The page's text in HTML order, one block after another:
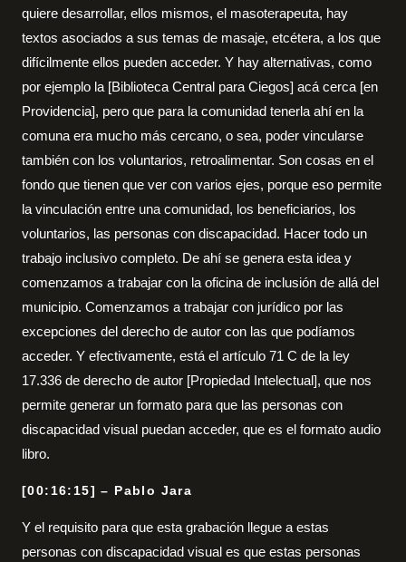
quiere desarrollar, ellos mismos, el masoterapeuta, hay
textos asociados a sus temas de masaje, etcétera, a los que
difícilmente ellos pueden acceder. Y hay alternativas, como
por ejemplo la [Biblioteca Central para Ciegos] acá cerca [en
Providencia], pero que para la comunidad tenerla ahí en la
comuna era mucho más cercano, o sea, poder vincularse
también con los voluntarios, retroalimentar. Son cosas en el
fondo que tienen que ver con varios ejes, porque eso permite
la vinculación entre una comunidad, los beneficiarios, los
voluntarios, las personas con discapacidad. Hacer todo un
trabajo inclusivo completo. De ahí se genera esta idea y
comenzamos a trabajar con la oficina de inclusión de allá del
municipio. Comenzamos a trabajar con jurídico por las
excepciones del derecho de autor con las que podíamos
acceder. Y efectivamente, está el artículo 71 C de la ley
17.336 de derecho de autor [Propiedad Intelectual], que nos
permite generar un formato para que las personas con
discapacidad visual puedan acceder, que es el formato audio
libro.
[00:16:15] – Pablo Jara
Y el requisito para que esta grabación llegue a estas
personas con discapacidad visual es que estas personas